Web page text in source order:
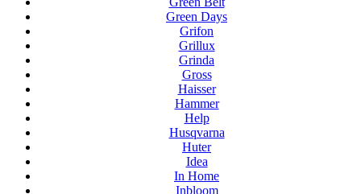
Green Days
Grifon
Grillux
Grinda
Gross
Haisser
Hammer
Help
Husqvarna
Huter
Idea
In Home
Inbloom